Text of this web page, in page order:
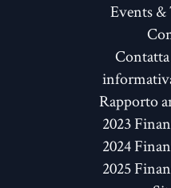
Events
Rapporto
2023
2024
2025